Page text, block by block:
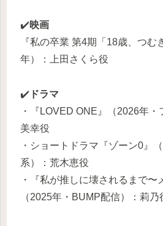
✔️映画
『私の卒業 第4期「18歳、つむ
年）：上田さくら役
✔️ ドラマ
・『LOVED ONE』（2026年
美幸役
・ショートドラマ『ゾーン0』
系）：荒木恵役
・『私が推しに壊されるまで〜
（2025年・BUMP配信）：莉乃